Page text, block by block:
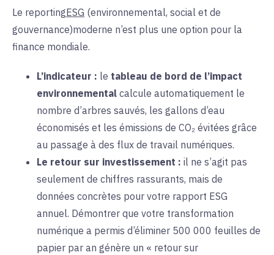
Le reportingESG (environnemental, social et de
gouvernance)moderne n’est plus une option pour la
finance mondiale.
L’indicateur : le tableau de bord de l’impact
environnemental calcule automatiquement le
nombre d’arbres sauvés, les gallons d’eau
économisés et les émissions de CO₂ évitées grâce
au passage à des flux de travail numériques.
Le retour sur investissement : il ne s’agit pas
seulement de chiffres rassurants, mais de
données concrètes pour votre rapport ESG
annuel. Démontrer que votre transformation
numérique a permis d’éliminer 500 000 feuilles de
papier par an génère un « retour sur